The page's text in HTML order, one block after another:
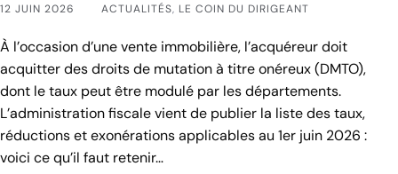
12 JUIN 2026 ACTUALITÉS, LE COIN DU DIRIGEANT
À l’occasion d’une vente immobilière, l’acquéreur doit
acquitter des droits de mutation à titre onéreux (DMTO),
dont le taux peut être modulé par les départements.
L’administration fiscale vient de publier la liste des taux,
réductions et exonérations applicables au 1er juin 2026 :
voici ce qu’il faut retenir…